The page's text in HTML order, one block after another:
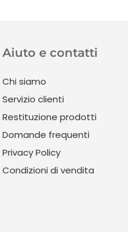
Aiuto e contatti
Chi siamo
Servizio clienti
Restituzione prodotti
Domande frequenti
Privacy Policy
Condizioni di vendita